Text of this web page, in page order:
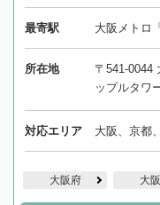
最寄駅 大阪メトロ
所在地
〒541-0044
ップルタワ
対応エリア 大阪、京都
大阪府 大